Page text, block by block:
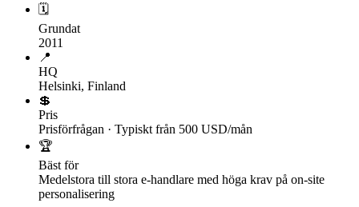
🗓
Grundat
2011
📍
HQ
Helsinki, Finland
💲
Pris
Prisförfrågan · Typiskt från 500 USD/mån
🏆
Bäst för
Medelstora till stora e-handlare med höga krav på on-site
personalisering